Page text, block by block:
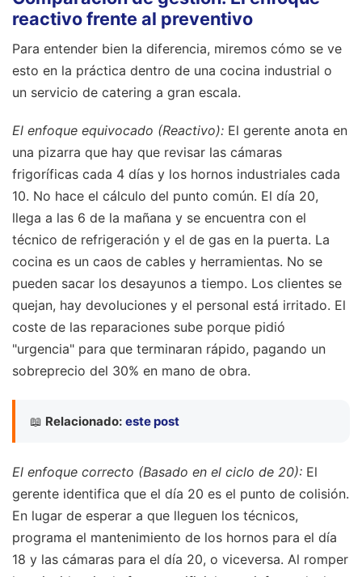
reactivo frente al preventivo
Para entender bien la diferencia, miremos cómo se ve
esto en la práctica dentro de una cocina industrial o
un servicio de catering a gran escala.
El enfoque equivocado (Reactivo): El gerente anota en
una pizarra que hay que revisar las cámaras
frigoríficas cada 4 días y los hornos industriales cada
10. No hace el cálculo del punto común. El día 20,
llega a las 6 de la mañana y se encuentra con el
técnico de refrigeración y el de gas en la puerta. La
cocina es un caos de cables y herramientas. No se
pueden sacar los desayunos a tiempo. Los clientes se
quejan, hay devoluciones y el personal está irritado. El
coste de las reparaciones sube porque pidió
"urgencia" para que terminaran rápido, pagando un
sobreprecio del 30% en mano de obra.
📖 Relacionado: este post
El enfoque correcto (Basado en el ciclo de 20): El
gerente identifica que el día 20 es el punto de colisión.
En lugar de esperar a que lleguen los técnicos,
programa el mantenimiento de los hornos para el día
18 y las cámaras para el día 20, o viceversa. Al romper